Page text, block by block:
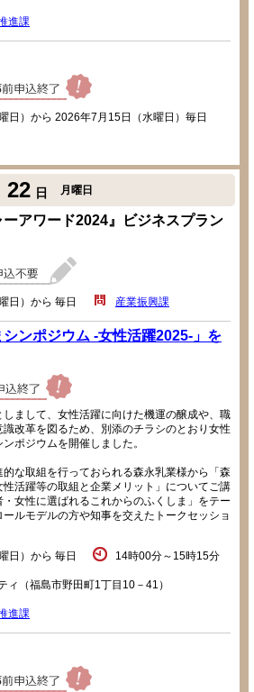
進課
日）から 2026年7月15日（水曜日）毎日
22 日 月曜日
ーアワード2024』ビジネスプラン
日）から 毎日 産業振興課
シンポジウム -女性活躍2025-」を
まして、女性活躍に向けた機運の醸成や、職
改革を図るため、別添のチラシのとおり女性
ポジウムを開催しました。
な取組を行っておられる森永乳業様から「森
活躍等の取組と企業メリット」についてご講
女性に選ばれるこれからのふくしま」をテー
ルモデルの方や知事を交えたトークセッショ
日）から 毎日 14時00分～15時15分
（福島市野田町1丁目10－41）
進課